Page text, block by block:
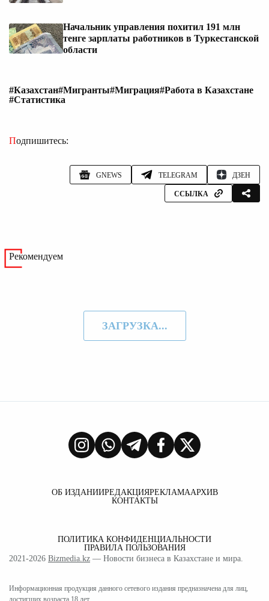
Начальник управления похитил 191 млн
тенге зарплаты работников в Туркестанской
области
#Казахстан#Мигранты#Миграция#Работа в Казахстане
#Статистика
Подпишитесь:
GNEWS TELEGRAM ДЗЕН
ССЫЛКА
Рекомендуем
ЗАГРУЗКА...
ОБ ИЗДАНИИРЕДАКЦИЯРЕКЛАМААРХИВ
КОНТАКТЫ
ПОЛИТИКА КОНФИДЕНЦИАЛЬНОСТИ
ПРАВИЛА ПОЛЬЗОВАНИЯ
2021-2026 Bizmedia.kz — Новости бизнеса в Казахстане и мира.
Информационная продукция данного сетевого издания предназначена для лиц,